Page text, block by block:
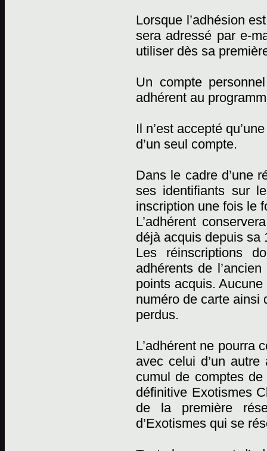
Lorsque l’adhésion
sera adressé par e-
utiliser dès sa
Un compte
adhérent au
Il n’est accepté
d’un seul compte.
Dans le cadre d’une
ses identifiants sur
inscription une fois le
L’adhérent
déjà acquis depuis sa
Les réinscriptions
adhérents de
points acquis.
numéro de carte ainsi
perdus.
L’adhérent ne pourra
avec celui d’un
cumul de comptes
définitive Exotismes
de la première
d’Exotismes qui se